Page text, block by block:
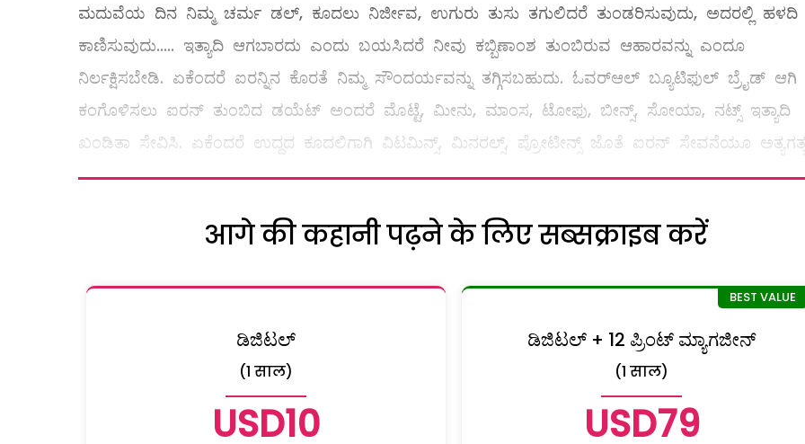
ಮದುವೆಯ ದಿನ ನಿಮ್ಮ ಚರ್ಮ ಡಲ್, ಕೂದಲು ನಿರ್ಜೀವ, ಉಗುರು ತುಸು ತಗುಲಿದರೆ ತುಂಡರಿಸುವುದು, ಅದರಲ್ಲಿ ಹಳದಿ
ಕಾಣಿಸುವುದು..... ಇತ್ಯಾದಿ ಆಗಬಾರದು ಎಂದು ಬಯಸಿದರೆ ನೀವು ಕಬ್ಬಿಣಾಂಶ ತುಂಬಿರುವ ಆಹಾರವನ್ನು ಎಂದೂ
ನಿರ್ಲಕ್ಷಿಸಬೇಡಿ. ಏಕೆಂದರೆ ಐರನ್ನಿನ ಕೊರತೆ ನಿಮ್ಮ ಸೌಂದರ್ಯವನ್ನು ತಗ್ಗಿಸಬಹುದು. ಓವರ್‌ಆಲ್ ಬ್ಯೂಟಿಫುಲ್ ಬ್ರೈಡ್ ಆಗಿ
ಕಂಗೊಳಿಸಲು ಐರನ್‌ ತುಂಬಿದ ಡಯೆಟ್‌ ಅಂದರೆ ಮೊಟ್ಟೆ, ಮೀನು, ಮಾಂಸ, ಟೋಫು, ಬೀನ್ಸ್, ಸೋಯಾ, ನಟ್ಸ್ ಇತ್ಯಾದಿ
ಖಂಡಿತಾ ಸೇವಿಸಿ. ಏಕೆಂದರೆ ಉದ್ದದ ಕೂದಲಿಗಾಗಿ ವಿಟಮಿನ್ಸ್, ಮಿನರಲ್ಸ್, ಪ್ರೋಟೀನ್ಸ್ ಜೊತೆ ಐರನ್‌ ಸೇವನೆಯೂ
आगे की कहानी पढ़ने के लिए सब्सक्राइब करें
ಡಿಜಿಟಲ್
(1 साल)
USD10
ಡಿಜಿಟಲ್ + 12 ಪ್ರಿಂಟ್ ಮ್ಯಾಗಜೀನ್
(1 साल)
USD79